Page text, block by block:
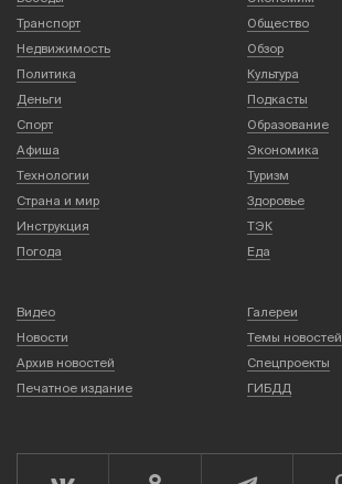
Транспорт
Общество
Недвижимость
Обзор
Политика
Культура
Деньги
Подкасты
Спорт
Образование
Афиша
Экономика
Технологии
Туризм
Страна и мир
Здоровье
Инструкция
ТЭК
Погода
Еда
Видео
Галереи
Новости
Темы новостей
Архив новостей
Спецпроекты
Печатное издание
ГИБДД